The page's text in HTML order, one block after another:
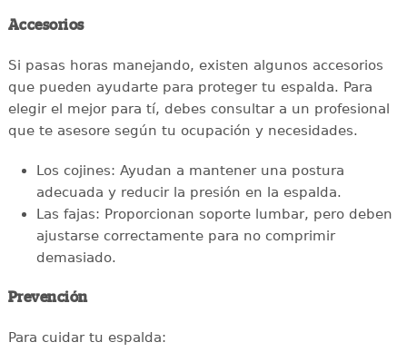
Accesorios
Si pasas horas manejando, existen algunos accesorios
que pueden ayudarte para proteger tu espalda. Para
elegir el mejor para tí, debes consultar a un profesional
que te asesore según tu ocupación y necesidades.
Los cojines: Ayudan a mantener una postura
adecuada y reducir la presión en la espalda.
Las fajas: Proporcionan soporte lumbar, pero deben
ajustarse correctamente para no comprimir
demasiado.
Prevención
Para cuidar tu espalda: